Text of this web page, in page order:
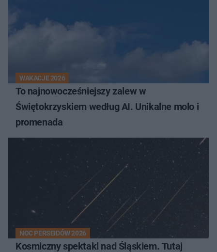
WAKACJE 2026
To najnowocześniejszy zalew w
Świętokrzyskiem według AI. Unikalne molo i
promenada
NOC PERSEIDÓW 2026
Kosmiczny spektakl nad Śląskiem. Tutaj